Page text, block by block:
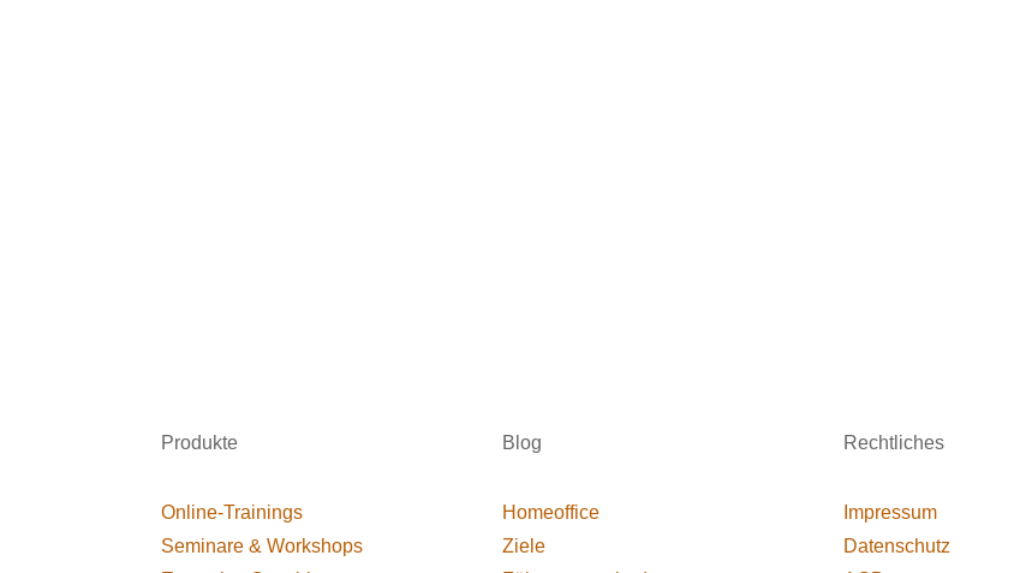
Produkte
Online-Trainings
Seminare & Workshops
Blog
Homeoffice
Ziele
Rechtliches
Impressum
Datenschutz